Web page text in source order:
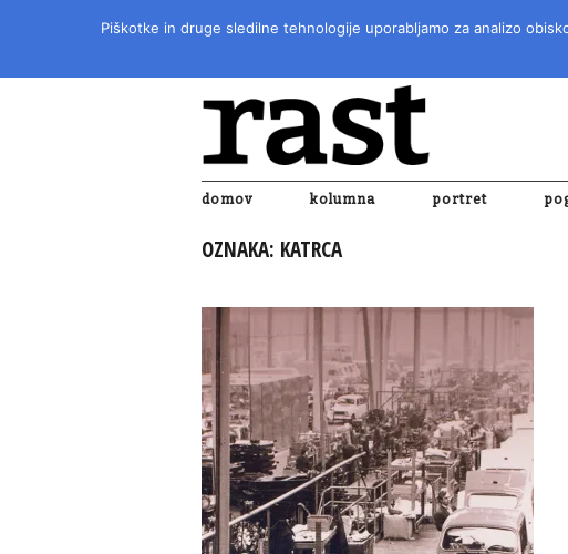
domov kolumna portret
OZNAKA: KATRCA
Piškotke in druge sledilne tehnologije uporabljamo za analizo